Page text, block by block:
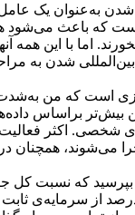
به‌عنوان یک عامل
که باعث می‌شود
اما با این همه
شدن به
است که من
بیش‌تر براساس
شخصی. اکثر
می‌شوند، همچنان
بپرسید که نسبت کل
از سرمایه‌ی